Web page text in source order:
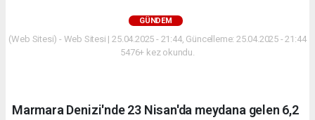
GÜNDEM
(Web Sitesi) - Web Sitesi | 25.04.2025 - 21:44, Güncelleme: 25.04.2025 - 21:44
5476+ kez okundu.
Marmara Denizi'nde 23 Nisan'da meydana gelen 6,2